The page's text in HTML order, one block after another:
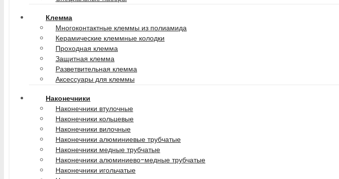
Клемма
Многоконтактные клеммы из полиамида
Керамические клеммные колодки
Проходная клемма
Защитная клемма
Разветвительная клемма
Аксессуары для клеммы
Наконечники
Наконечники втулочные
Наконечники кольцевые
Наконечники вилочные
Наконечники алюминиевые трубчатые
Наконечники медные трубчатые
Наконечники алюминиево-медные трубчатые
Наконечники игольчатые